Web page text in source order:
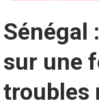
Sénégal
sur une
troubles